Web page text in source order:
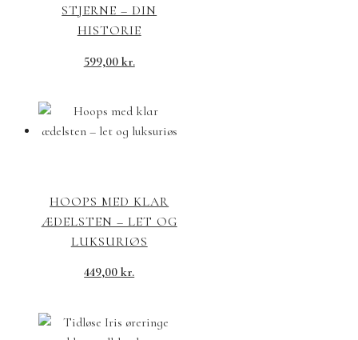
STJERNE – DIN
HISTORIE
599,00 kr.
HOOPS MED KLAR
ÆDELSTEN – LET OG
LUKSURIØS
449,00kr.